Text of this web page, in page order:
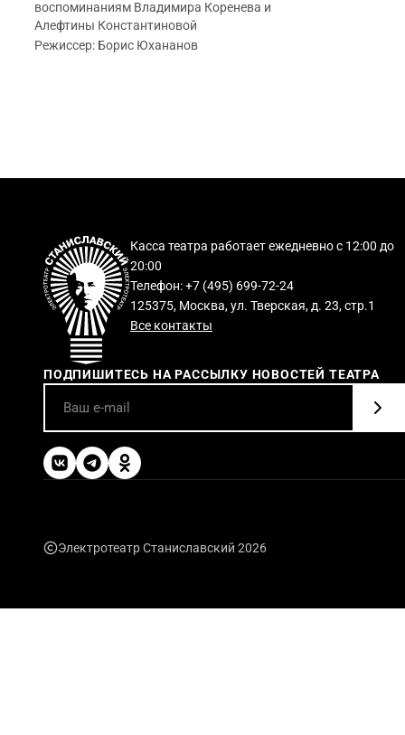
воспоминаниям Владимира Коренева и
Алефтины Константиновой
Режиссер: Борис Юхананов
Касса театра работает ежедневно с 12:00 до
20:00
Телефон: +7 (495) 699-72-24
125375, Москва, ул. Тверская, д. 23, стр.1
Все контакты
ПОДПИШИТЕСЬ НА РАССЫЛКУ НОВОСТЕЙ ТЕАТРА
Электротеатр Станиславский 2026